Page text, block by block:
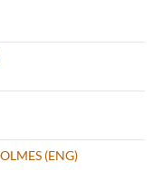
(ENG)